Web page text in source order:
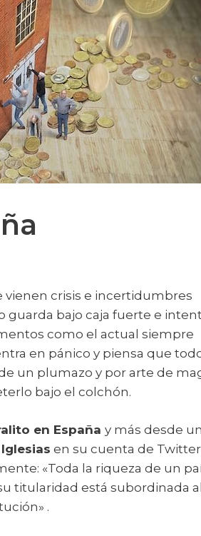
vienen crisis e incertidumbres
guarda bajo caja fuerte e
como el actual siempre
en pánico y piensa que
un plumazo y por arte de
bajo el colchón.
en España y más desde
en su cuenta de
«Toda la riqueza de un
titularidad está subordinada al
.